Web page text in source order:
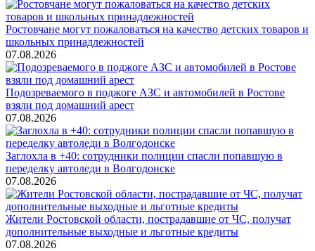
Ростовчане могут пожаловаться на качество детских товаров и
школьных принадлежностей
07.08.2026
Подозреваемого в поджоге АЗС и автомобилей в Ростове
взяли под домашний арест
07.08.2026
Заглохла в +40: сотрудники полиции спасли попавшую в
переделку автоледи в Волгодонске
07.08.2026
Жители Ростовской области, пострадавшие от ЧС, получат
дополнительные выходные и льготные кредиты
07.08.2026